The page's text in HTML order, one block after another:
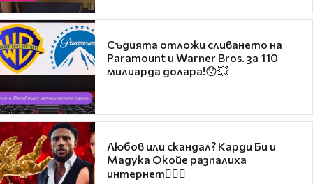
Съдията отложи сливането на
Paramount и Warner Bros. за 110
милиарда долара!😯💥
Любов или скандал? Карди Би и
Мадука Окойе разпалиха
интернет❤️‍🔥🔥